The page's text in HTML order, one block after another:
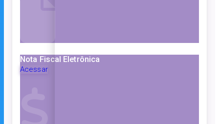
Nota Fiscal Eletrônica
Acessar